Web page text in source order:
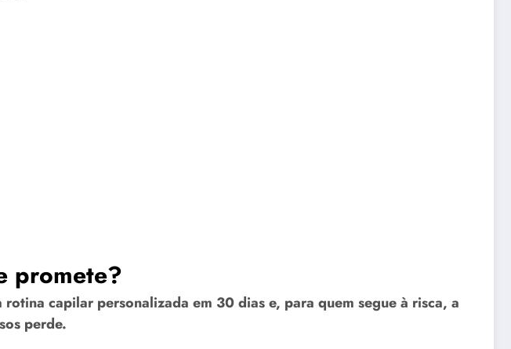
promete?
capilar personalizada em 30 dias e, para quem segue à risca, a
perde.